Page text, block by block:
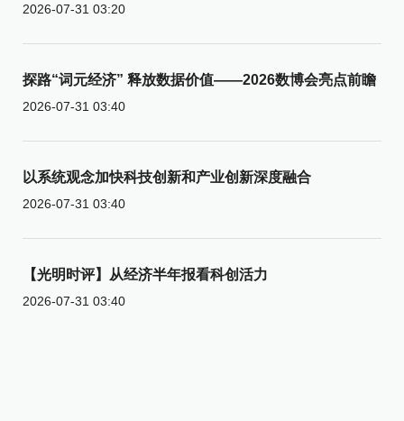
2026-07-31 03:20
探路“词元经济” 释放数据价值——2026数博会亮点前瞻
2026-07-31 03:40
以系统观念加快科技创新和产业创新深度融合
2026-07-31 03:40
【光明时评】从经济半年报看科创活力
2026-07-31 03:40